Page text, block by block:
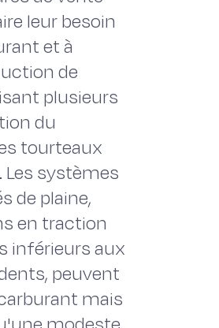
leur besoin
et à
de
plusieurs
du
tourteaux
Les systèmes
de plaine,
en traction
inférieurs aux
peuvent
mais